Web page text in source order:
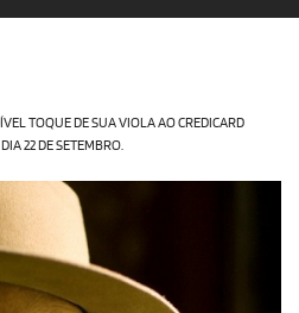
EU QUERO!
TOQUE DE SUA VIOLA AO CREDICARD
22 DE SETEMBRO.